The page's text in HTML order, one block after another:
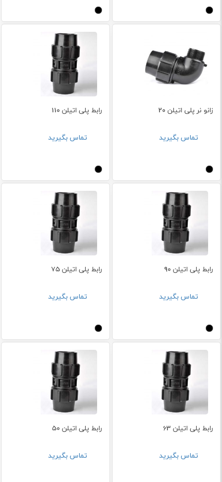
زانو نر پلی اتیلن 20
تماس بگیرید
رابط پلی اتیلن 110
تماس بگیرید
رابط پلی اتیلن 90
تماس بگیرید
رابط پلی اتیلن 75
تماس بگیرید
رابط پلی اتیلن 63
تماس بگیرید
رابط پلی اتیلن 50
تماس بگیرید